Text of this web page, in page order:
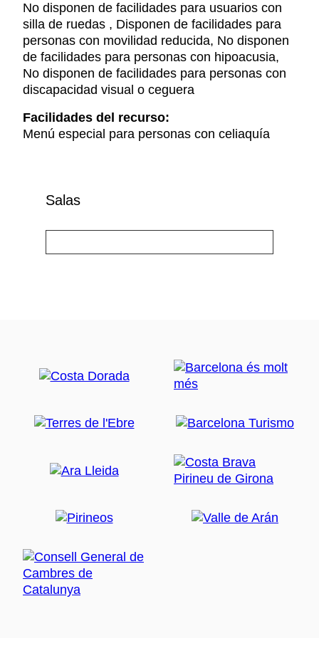
No disponen de facilidades para usuarios con
silla de ruedas , Disponen de facilidades para
personas con movilidad reducida, No disponen
de facilidades para personas con hipoacusia,
No disponen de facilidades para personas con
discapacidad visual o ceguera
Facilidades del recurso:
Menú especial para personas con celiaquía
Salas